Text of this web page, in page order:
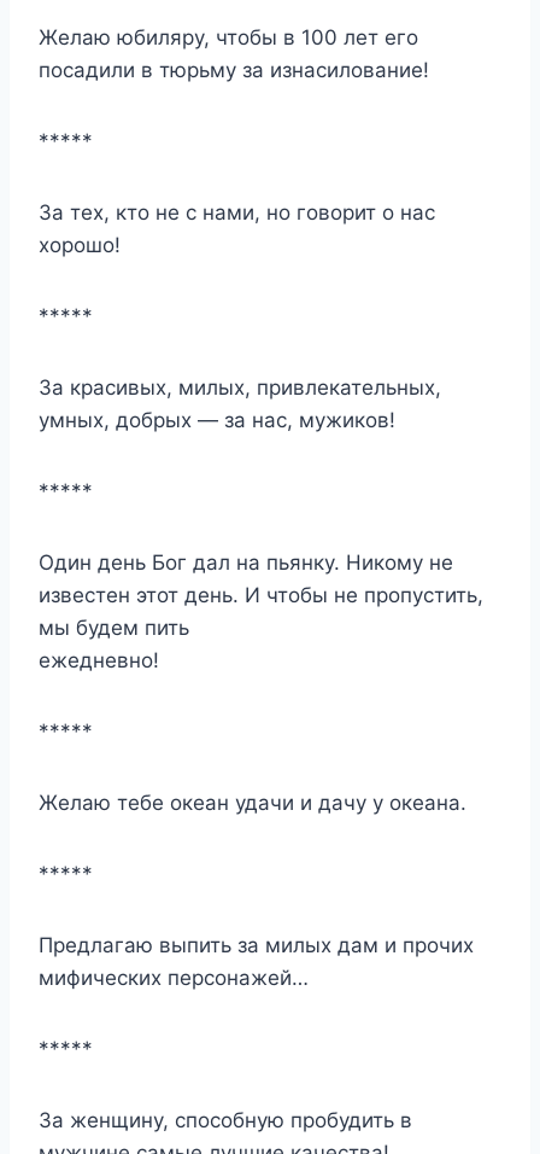
Желаю юбиляру, чтобы в 100 лет его
посадили в тюрьму за изнасилование!
*****
За тех, кто не с нами, но говорит о нас
хорошо!
*****
За красивых, милых, привлекательных,
умных, добрых — за нас, мужиков!
*****
Один день Бог дал на пьянку. Никому не
известен этот день. И чтобы не пропустить,
мы будем пить
ежедневно!
*****
Желаю тебе океан удачи и дачу у океана.
*****
Предлагаю выпить за милых дам и прочих
мифических персонажей…
*****
За женщину, способную пробудить в